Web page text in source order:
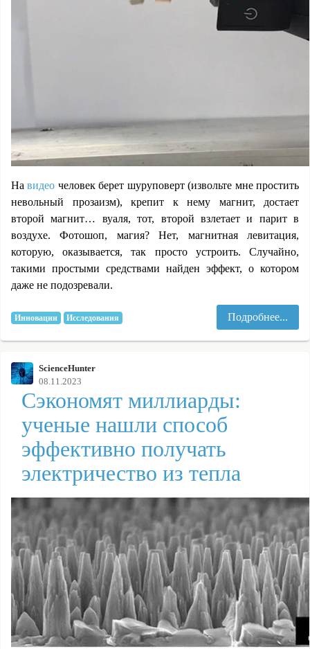
Навидео человек берет шуруповерт (извольте мне простить
невольный прозаизм), крепит к нему магнит, достает
второй магнит… вуаля, тот, второй взлетает и парит в
воздухе. Фотошоп, магия? Нет, магнитная левитация,
которую, оказывается, так просто устроить. Случайно,
такими простыми средствами найден эффект, о котором
даже не подозревали.
Инновации Исследования Подробнее...
ScienceHunter
08.11.2023
Сэкономят миллиарды:
ученые нашли способ
эффективно получать
электричество из тепла